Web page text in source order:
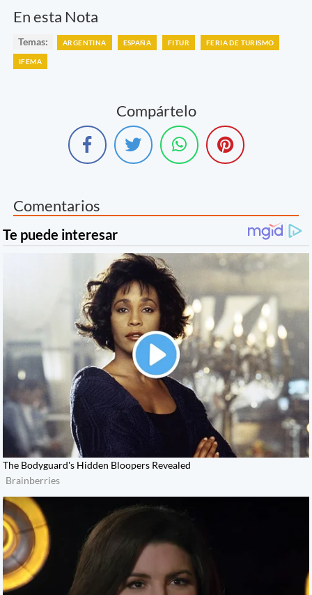
En esta Nota
Temas: ARGENTINA ESPAÑA FITUR FERIA DE TURISMO
IFEMA
Compártelo
Comentarios